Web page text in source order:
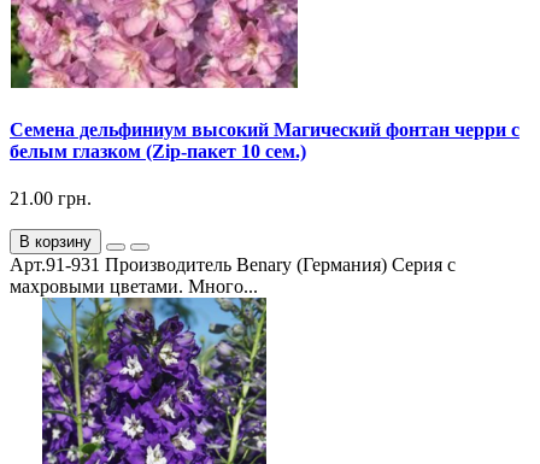
Семена дельфиниум высокий Магический фонтан черри с
белым глазком (Zip-пакет 10 сем.)
21.00 грн.
В корзину
Арт.91-931 Производитель Benary (Германия) Серия с
махровыми цветами. Много...